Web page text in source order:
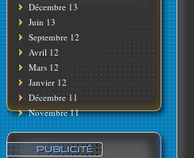
Décembre 13
Juin 13
Septembre 12
Avril 12
Mars 12
Janvier 12
Décembre 11
Novembre 11